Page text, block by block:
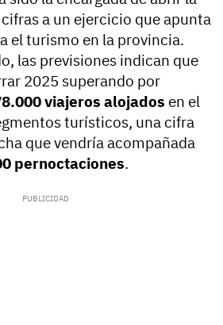
a un ejercicio que apunta
el turismo en la provincia.
las previsiones indican que
2025 superando por
viajeros alojados en el
turísticos, una cifra
que vendría acompañada
pernoctaciones.